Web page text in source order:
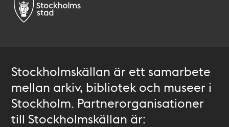
Stockholmskällan är ett samarbete
mellan arkiv, bibliotek och museer i
Stockholm. Partnerorganisationer
till Stockholmskällan är: